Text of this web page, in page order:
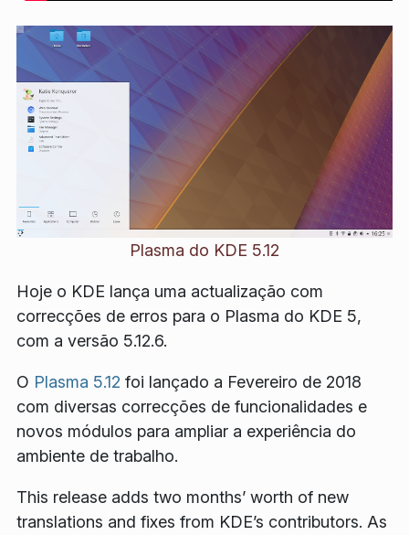
Plasma do KDE 5.12
Hoje o KDE lança uma actualização com
correcções de erros para o Plasma do KDE 5,
com a versão 5.12.6.
O Plasma 5.12 foi lançado a Fevereiro de 2018
com diversas correcções de funcionalidades e
novos módulos para ampliar a experiência do
ambiente de trabalho.
This release adds two months’ worth of new
translations and fixes from KDE’s contributors. As